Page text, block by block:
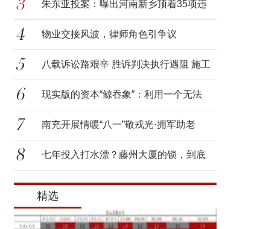
贴，
朱东亚投案：曝出河南新乡顶着35项违
法
物业交接风波，律师角色引争议
八载诉讼路艰辛 胜诉判决执行遇阻 施工
现实版的资本“鲸吞象”：利用一个无法
南充开展情暖“八一”敬戎光·拥军助老
七年投入打水漂？藤州大厦的锁，到底
该
精选